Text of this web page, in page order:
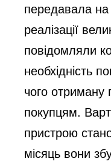
передавала на
реалізації
повідомляли
необхідність
чого отриману
покупцям.
пристрою
місяць вони